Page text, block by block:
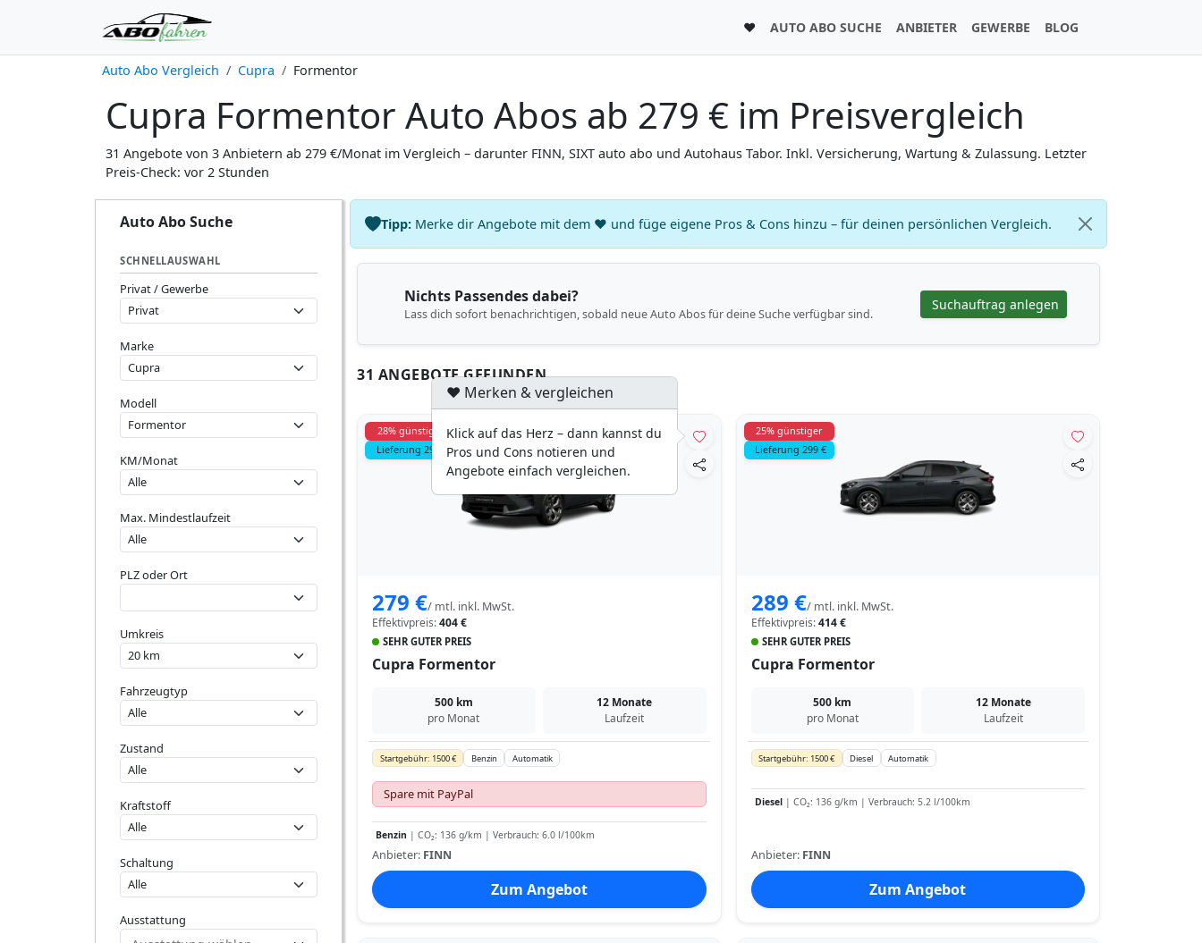
♥ AUTO ABO SUCHE ANBIETER GEWERBE BLOG
Auto Abo Vergleich Cupra Formentor
Cupra Formentor Auto Abos ab 279 € im Preisvergleich
31 Angebote von 3 Anbietern ab 279 €/Monat im Vergleich – darunter FINN, SIXT auto abo und Autohaus Tabor. Inkl. Versicherung, Wartung & Zulassung. Letzter
Preis-Check: vor 2 Stunden
Auto Abo Suche
SCHNELLAUSWAHL
Privat / Gewerbe
Marke
Modell
KM/Monat
Max. Mindestlaufzeit
PLZ oder Ort
Umkreis
Fahrzeugtyp
Zustand
Kraftstoff
Schaltung
Ausstattung
Tipp: Merke dir Angebote mit dem ♥ und füge eigene Pros & Cons hinzu – für deinen persönlichen Vergleich.
Nichts Passendes dabei?
Lass dich sofort benachrichtigen, sobald neue Auto Abos für deine Suche verfügbar sind.
Suchauftrag anlegen
31 ANGEBOTE GEFUNDEN
28% günstiger
Lieferung 299 €
279 €/ mtl. inkl. MwSt.
Effektivpreis:404 €
SEHR GUTER PREIS
Cupra Formentor
500 km
pro Monat
12 Monate
Laufzeit
Startgebühr: 1500 € Benzin Automatik
Spare mit PayPal
Benzin | CO₂: 136 g/km | Verbrauch: 6.0 l/100km
Anbieter: FINN
Zum Angebot
25% günstiger
Lieferung 299 €
289 €/ mtl. inkl. MwSt.
Effektivpreis:414 €
SEHR GUTER PREIS
Cupra Formentor
500 km
pro Monat
12 Monate
Laufzeit
Startgebühr: 1500 € Diesel Automatik
Diesel| CO₂: 136 g/km | Verbrauch: 5.2 l/100km
Anbieter: FINN
Zum Angebot
♥ Merken & vergleichen
Klick auf das Herz – dann kannst du
Pros und Cons notieren und
Angebote einfach vergleichen.